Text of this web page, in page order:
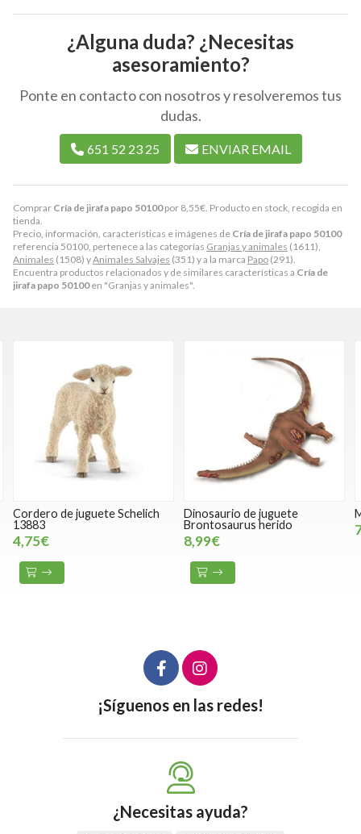
Comprar Cría de jirafa papo 50100por 8,55€ . Producto en stock, recogida en
tienda.
Precio, información, características e imágenes de Cría de jirafa papo 50100
referencia 50100, pertenece a las categorías Granjas y animales (1611),
Animales (1508) yAnimales Salvajes (351) y a la marca Papo (291).
Encuentra productos relacionados y de similares características a Cría de
jirafa papo 50100en "Granjas y animales".
¿Alguna duda? ¿Necesitas
asesoramiento?
Ponte en contacto con nosotros y resolveremos tus
dudas.
651 52 23 25 ENVIAR EMAIL
Cordero de juguete Schelich
13883
4,75€
Dinosaurio de juguete
Brontosaurus herido
8,99€
¡Síguenos en las redes!
¿Necesitas ayuda?